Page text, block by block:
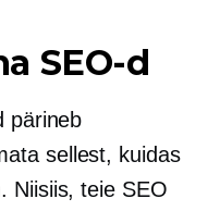
SEO-d
pärineb
sellest, kuidas
Niisiis, teie SEO